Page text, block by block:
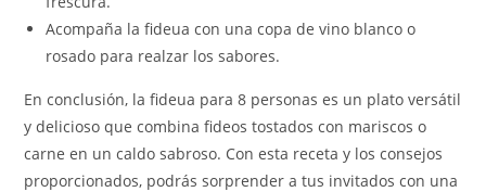
Acompaña la fideua con una copa de vino blanco o
rosado para realzar los sabores.
En conclusión, la fideua para 8 personas es un plato versátil
y delicioso que combina fideos tostados con mariscos o
carne en un caldo sabroso. Con esta receta y los consejos
proporcionados, podrás sorprender a tus invitados con una